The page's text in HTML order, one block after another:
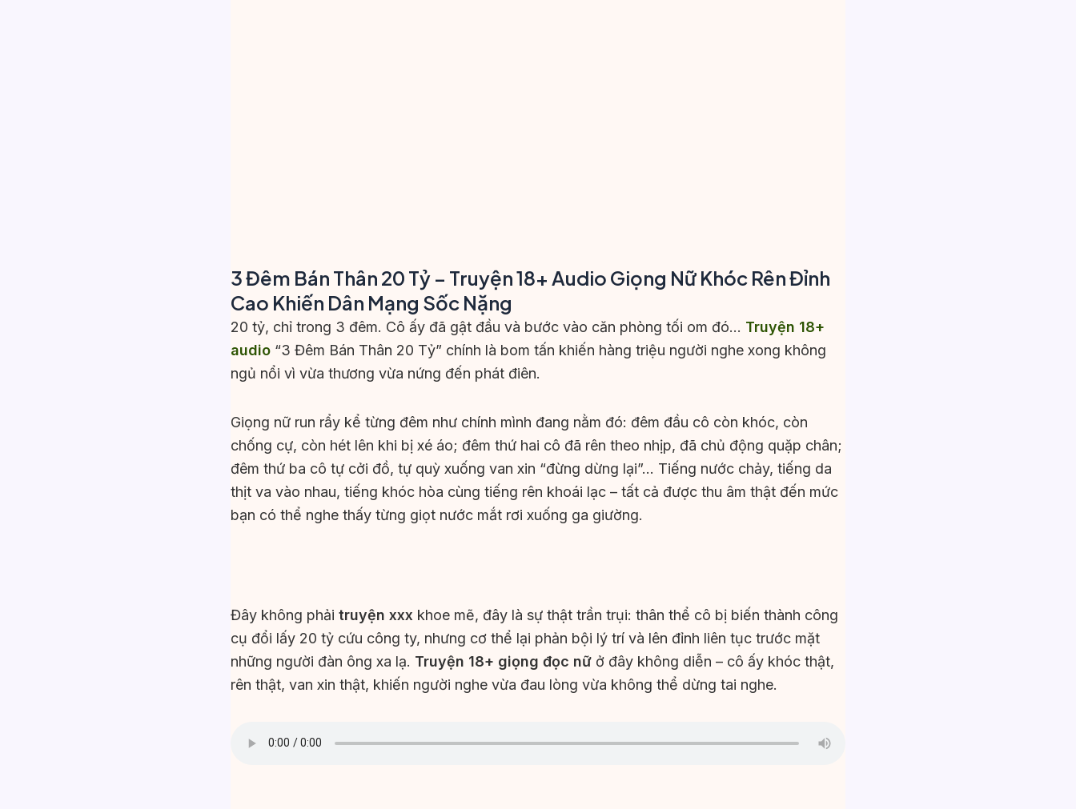
3 Đêm Bán Thân 20 Tỷ – Truyện 18+ Audio Giọng Nữ Khóc Rên Đỉnh
Cao Khiến Dân Mạng Sốc Nặng
20 tỷ, chỉ trong 3 đêm. Cô ấy đã gật đầu và bước vào căn phòng tối om đó… Truyện 18+
audio “3 Đêm Bán Thân 20 Tỷ” chính là bom tấn khiến hàng triệu người nghe xong không
ngủ nổi vì vừa thương vừa nứng đến phát điên.
Giọng nữ run rẩy kể từng đêm như chính mình đang nằm đó: đêm đầu cô còn khóc, còn
chống cự, còn hét lên khi bị xé áo; đêm thứ hai cô đã rên theo nhịp, đã chủ động quặp chân;
đêm thứ ba cô tự cởi đồ, tự quỳ xuống van xin “đừng dừng lại”… Tiếng nước chảy, tiếng da
thịt va vào nhau, tiếng khóc hòa cùng tiếng rên khoái lạc – tất cả được thu âm thật đến mức
bạn có thể nghe thấy từng giọt nước mắt rơi xuống ga giường.
Đây không phải truyện xxx khoe mẽ, đây là sự thật trần trụi: thân thể cô bị biến thành công
cụ đổi lấy 20 tỷ cứu công ty, nhưng cơ thể lại phản bội lý trí và lên đỉnh liên tục trước mặt
những người đàn ông xa lạ. Truyện 18+ giọng đọc nữ ở đây không diễn – cô ấy khóc thật,
rên thật, van xin thật, khiến người nghe vừa đau lòng vừa không thể dừng tai nghe.